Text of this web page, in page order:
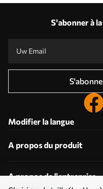
S'abonner à
Modifier la langue
A propos du produit
A propos de l'entreprise